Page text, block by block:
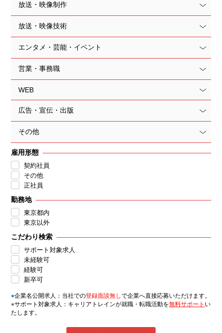
放送・映像制作
放送・映像技術
エンタメ・芸能・イベント
営業・事務職
WEB
広告・宣伝・出版
その他
雇用形態
契約社員
その他
正社員
勤務地
東京都内
東京以外
こだわり検索
サポート対象求人
未経験可
経験可
新卒可
●企業名公開求人：当社での登録面談無しで企業へ直接応募いただけます。
●サポート対象求人：キャリアトレインが就職・転職活動を無料サポート い
たします。